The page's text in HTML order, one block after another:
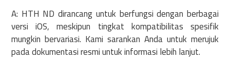
A: HTH ND dirancang untuk berfungsi dengan berbagai
versi iOS, meskipun tingkat kompatibilitas spesifik
mungkin bervariasi. Kami sarankan Anda untuk merujuk
pada dokumentasi resmi untuk informasi lebih lanjut.